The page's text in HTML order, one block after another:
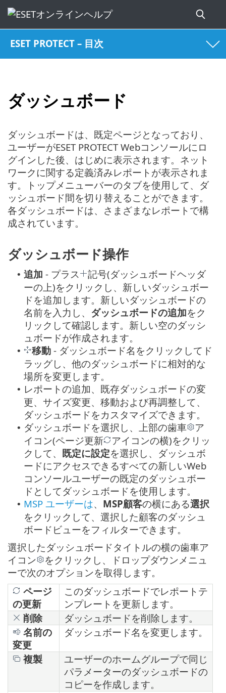
ESET PROTECT – 目次
ダッシュボード
ダッシュボードは、既定ページとなっており、
ユーザーがESET PROTECT Webコンソールにロ
グインした後、はじめに表示されます。ネット
ワークに関する定義済みレポートが表示されま
す。トップメニューバーのタブを使用して、ダ
ッシュボード間を切り替えることができます。
各ダッシュボードは、さまざまなレポートで構
成されています。
ダッシュボード操作
• 追加 - プラス
記号(ダッシュボードヘッダ
ーの上)をクリックし、新しいダッシュボー
ドを追加します。新しいダッシュボードの
名前を入力し、 ダッシュボードの追加をク
リックして確認します。新しい空のダッシ
ュボードが作成されます。
• 移動 - ダッシュボード名をクリックしてド
ラッグし、他のダッシュボードに相対的な
場所を変更します。
• レポートの追加、既存ダッシュボードの変
更、サイズ変更、移動および再調整して、
ダッシュボードをカスタマイズできます。
• ダッシュボードを選択し、上部の歯車
ア
イコン(ページ更新
アイコンの横)をクリッ
クして、 既定に設定を選択し、ダッシュボ
ードにアクセスできるすべての新しいWeb
コンソールユーザーの既定のダッシュボー
ドとしてダッシュボードを使用します。
• MSP ユーザーは、 MSP顧客の横にある選択
をクリックして、選択した顧客のダッシュ
ボードビューをフィルターできます。
選択したダッシュボードタイトルの横の歯車ア
イコン
をクリックし、ドロップダウンメニュ
ーで次のオプションを取得します。
ページ
の更新
このダッシュボードでレポートテ
ンプレートを更新します。
削除
ダッシュボードを削除します。
名前の
変更
ダッシュボード名を変更します。
複製
ユーザーのホームグループで同じ
パラメーターのダッシュボードの
コピーを作成します。